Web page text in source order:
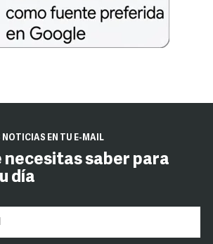
NOTICIAS EN TU E-MAIL
necesitas saber para
día